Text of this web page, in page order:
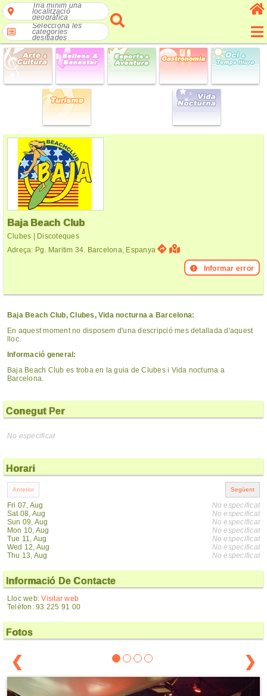
Tria mínim una
localització
geogràfica
Selecciona les
categories
desitjades
Baja Beach Club
Clubes | Discoteques
Adreça: Pg. Maritim 34. Barcelona, Espanya
Informar error
Baja Beach Club, Clubes, Vida nocturna a Barcelona:
En aquest moment no disposem d'una descripció mes detallada d'aquest
lloc.
Informació general:
Baja Beach Club es troba en la guia de Clubes i Vida nocturna a
Barcelona.
Conegut Per
No especificat
Horari
Fri 07, Aug
Sat 08, Aug
Sun 09, Aug
Mon 10, Aug
Tue 11, Aug
Wed 12, Aug
Thu 13, Aug
No especificat
No especificat
No especificat
No especificat
No especificat
No especificat
No especificat
Informació De Contacte
Lloc web:Visitar web
Telèfon: 93 225 91 00
Fotos
❮ ❯